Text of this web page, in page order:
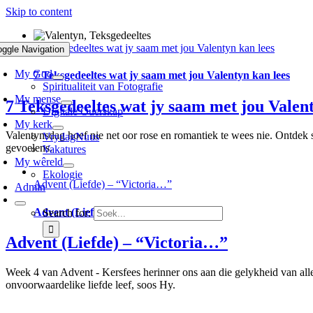
Skip to content
Navigation
My God
Spiritualiteit van Fotografie
My mense
Digitale Ouerskap
My kerk
VrydagNuus
Vakatures
My wêreld
Ekologie
Admin
Search for:
7 Teksgedeeltes wat jy saam met jou Valentyn kan lees
7 Teksgedeeltes wat jy saam met jou Valentyn kan lees
7 Teksgedeeltes wat jy saam met jou
Valentynsdag hoef nie net oor rose en romantiek te wees nie.
gevoelens.
Advent (Liefde) – “Victoria…”
Advent (Liefde) – “Victoria…”
Advent (Liefde) – “Victoria…”
Week 4 van Advent - Kersfees herinner ons aan die gelykheid van
onvoorwaardelike liefde leef, soos Hy.